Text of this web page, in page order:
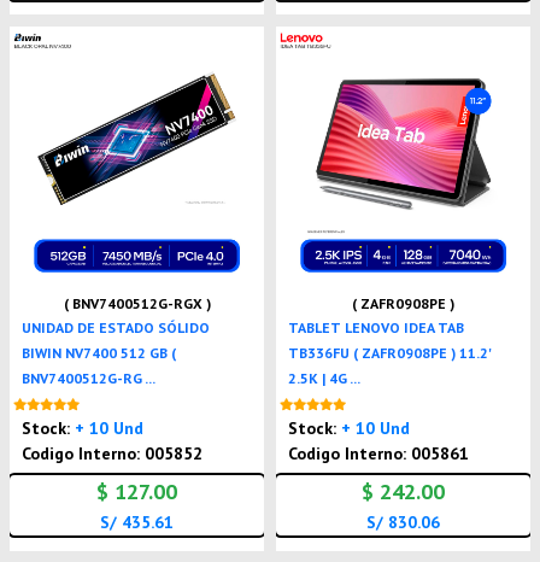
( BNV7400512G-RGX )
UNIDAD DE ESTADO SÓLIDO
BIWIN NV7400 512 GB (
BNV7400512G-RG ...
Stock: + 10 Und
Codigo Interno: 005852
$ 127.00
S/ 435.61
( ZAFR0908PE )
TABLET LENOVO IDEA TAB
TB336FU ( ZAFR0908PE ) 11.2'
2.5K | 4G ...
Stock: + 10 Und
Codigo Interno: 005861
$ 242.00
S/ 830.06